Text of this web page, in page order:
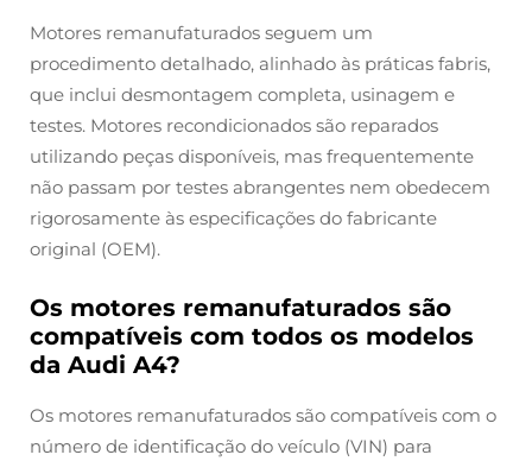
Motores remanufaturados seguem um
procedimento detalhado, alinhado às práticas fabris,
que inclui desmontagem completa, usinagem e
testes. Motores recondicionados são reparados
utilizando peças disponíveis, mas frequentemente
não passam por testes abrangentes nem obedecem
rigorosamente às especificações do fabricante
original (OEM).
Os motores remanufaturados são
compatíveis com todos os modelos
da Audi A4?
Os motores remanufaturados são compatíveis com o
número de identificação do veículo (VIN) para